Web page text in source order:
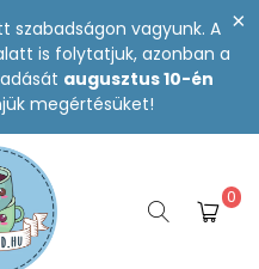
szabadságon vagyunk. A
is folytatjuk, azonban a
augusztus 10-én
megértésüket!
0